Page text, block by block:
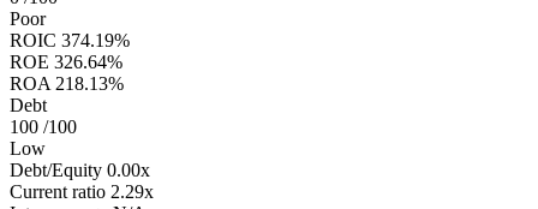
Poor
ROIC 374.19%
ROE 326.64%
ROA 218.13%
Debt
100 /100
Low
Debt/Equity 0.00x
Current ratio 2.29x